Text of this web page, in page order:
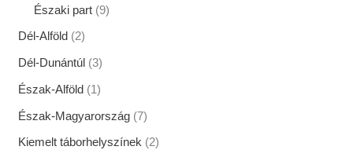
Északi part (9)
Dél-Alföld (2)
Dél-Dunántúl (3)
Észak-Alföld (1)
Észak-Magyarország (7)
Kiemelt táborhelyszínek (2)